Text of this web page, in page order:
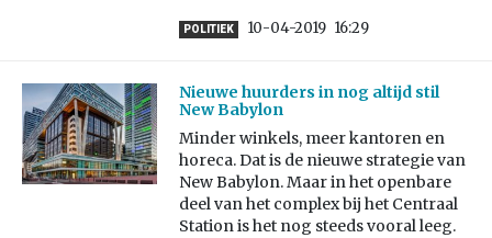
POLITIEK 10-04-2019 16:29
Nieuwe huurders in nog altijd stil
New Babylon
Minder winkels, meer kantoren en
horeca. Dat is de nieuwe strategie van
New Babylon. Maar in het openbare
deel van het complex bij het Centraal
Station is het nog steeds vooral leeg.